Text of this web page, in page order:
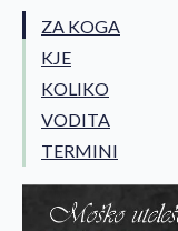
ZA KOGA
KJE
KOLIKO
VODITA
TERMINI